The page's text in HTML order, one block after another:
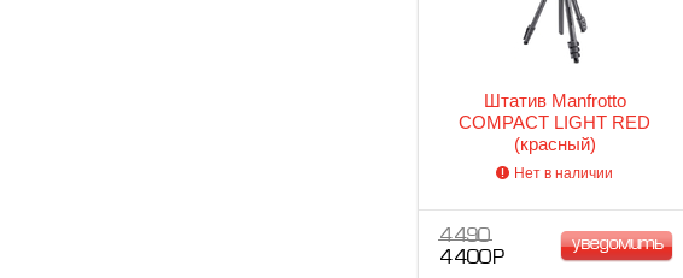
Штатив Manfrotto
COMPACT LIGHT RED
(красный)
Нет в наличии
4 490
4 400 Р
уведомить